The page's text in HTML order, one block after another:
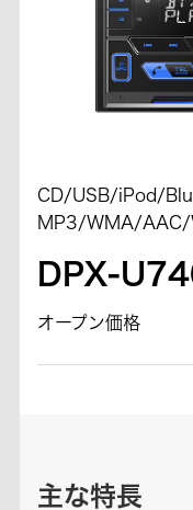
CD/USB/iPod/
MP3/WMA/AAC/
DPX-
オープン価格
主な特長